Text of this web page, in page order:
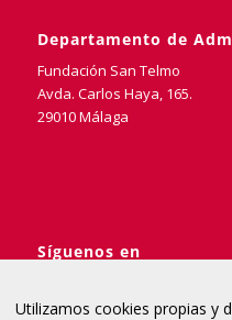
Departamento de
Fundación San Telmo
Avda. Carlos Haya, 165.
29010 Málaga
Síguenos en
Utilizamos cookies propias y